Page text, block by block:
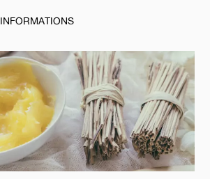
INFORMATIONS